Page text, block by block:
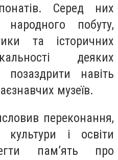
Серед них
побуту,
та історичних
деяких
позаздрити навіть
музеїв.
переконання,
і освіти
пам’ять про